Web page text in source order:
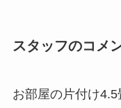
スタッフのコメ
お部屋の片付け4.5